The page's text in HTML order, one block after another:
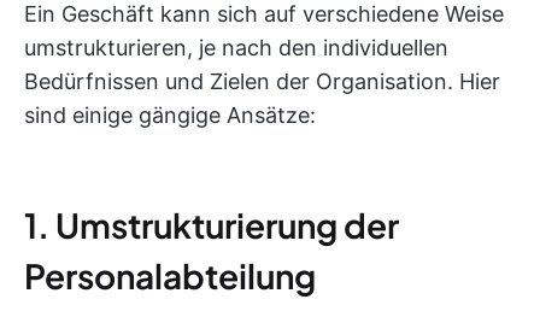
Ein Geschäft kann sich auf verschiedene Weise
umstrukturieren, je nach den individuellen
Bedürfnissen und Zielen der Organisation. Hier
sind einige gängige Ansätze:
1. Umstrukturierung der
Personalabteilung